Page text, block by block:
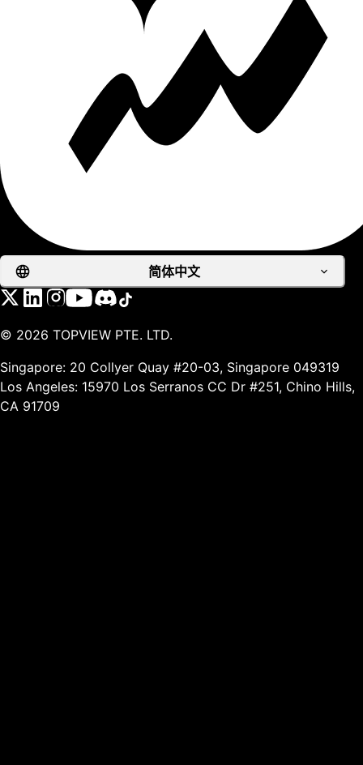
简体中文
© 2026 TOPVIEW PTE. LTD.
Singapore: 20 Collyer Quay #20-03, Singapore 049319
Los Angeles: 15970 Los Serranos CC Dr #251, Chino Hills,
CA 91709